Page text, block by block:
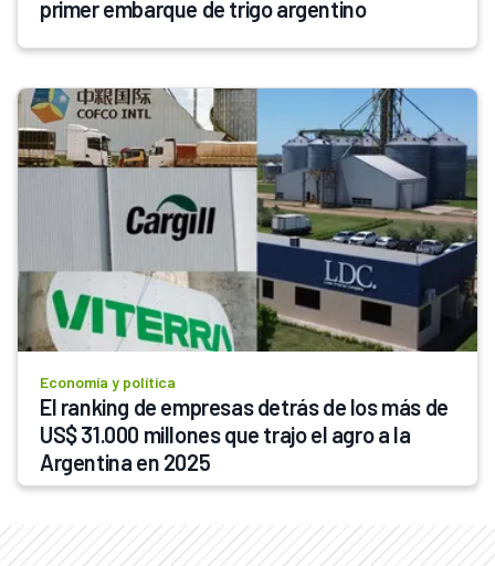
primer embarque de trigo argentino
Economía y política
El ranking de empresas detrás de los más de
US$ 31.000 millones que trajo el agro a la
Argentina en 2025